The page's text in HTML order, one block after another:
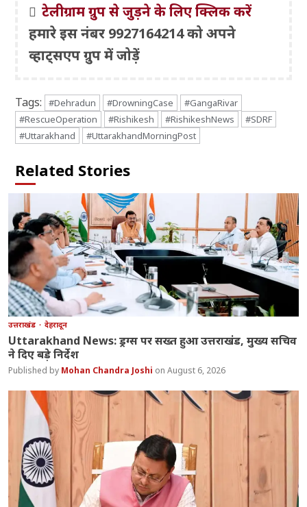
टेलीग्राम ग्रुप से जुड़ने के लिए क्लिक करें
हमारे इस नंबर 9927164214 को अपने
व्हाट्सएप ग्रुप में जोड़ें
Tags: #Dehradun #DrowningCase
#GangaRivar
#RescueOperation
#Rishikesh #RishikeshNews
#SDRF
#Uttarakhand
#UttarakhandMorningPost
Related Stories
उत्तराखंड देहरादून
Uttarakhand News: ड्रग्स पर सख्त हुआ उत्तराखंड, मुख्य सचिव
ने दिए बड़े निर्देश
Mohan Chandra Joshi August 6, 2026